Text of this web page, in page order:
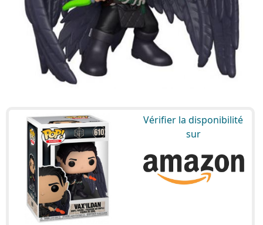
Vérifier la disponibilité
sur